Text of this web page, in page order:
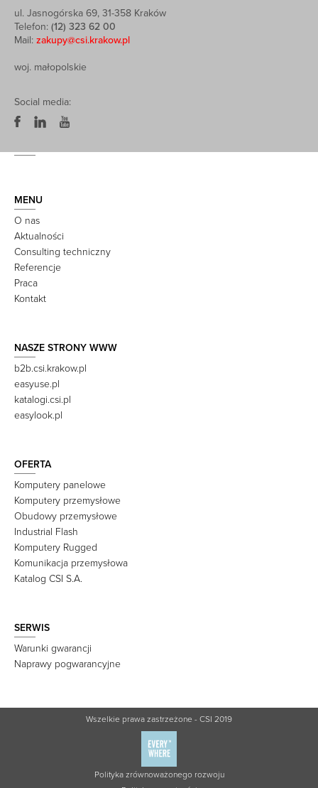
ul. Jasnogórska 69, 31-358 Kraków
Telefon: (12) 323 62 00
Mail: zakupy@csi.krakow.pl
woj. małopolskie
Social media:
MENU
O nas
Aktualności
Consulting techniczny
Referencje
Praca
Kontakt
NASZE STRONY WWW
b2b.csi.krakow.pl
easyuse.pl
katalogi.csi.pl
easylook.pl
OFERTA
Komputery panelowe
Komputery przemysłowe
Obudowy przemysłowe
Industrial Flash
Komputery Rugged
Komunikacja przemysłowa
Katalog CSI S.A.
SERWIS
Warunki gwarancji
Naprawy pogwarancyjne
Wszelkie prawa zastrzeżone - CSI 2019
Polityka zrównoważonego rozwoju